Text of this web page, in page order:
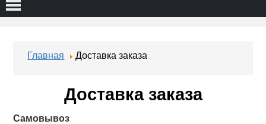
Главная Доставка заказа
Доставка заказа
Самовывоз